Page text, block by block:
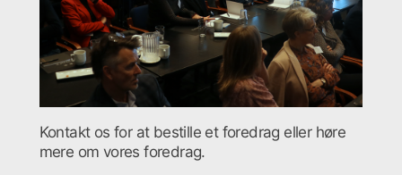
Kontakt os for at bestille et foredrag eller høre
mere om vores foredrag.